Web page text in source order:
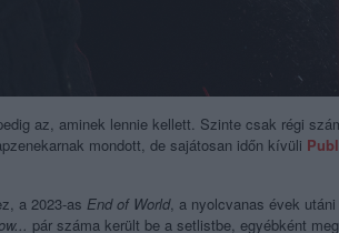
az, aminek lennie kellett. Szinte csak régi
mondott, de sajátosan időn kívüli
a 2023-as End of World, a nyolcvanas évek utáni
pár száma került be a setlistbe, egyébként